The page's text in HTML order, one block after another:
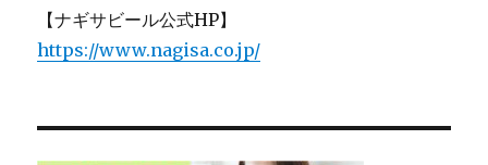
【ナギサビール公式HP】
https://www.nagisa.co.jp/